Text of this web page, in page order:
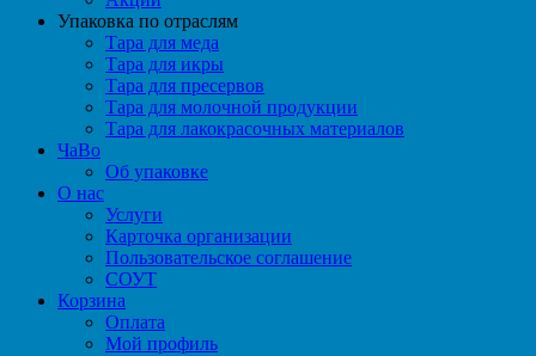
Упаковка по отраслям
Тара для меда
Тара для икры
Тара для пресервов
Тара для молочной продукции
Тара для лакокрасочных материалов
ЧаВо
Об упаковке
О нас
Услуги
Карточка организации
Пользовательское соглашение
СОУТ
Корзина
Оплата
Мой профиль